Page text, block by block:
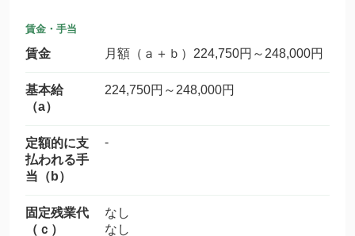
賃金・手当
賃金 月額（ａ＋ｂ）224,750円～248,000円
基本給
（a）
224,750円～248,000円
定額的に支
払われる手
当（b）
-
固定残業代
（ｃ）
なし
なし